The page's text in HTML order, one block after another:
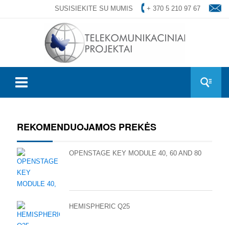
SUSISIEKITE SU MUMIS + 370 5 210 97 67
REKOMENDUOJAMOS PREKĖS
OPENSTAGE KEY MODULE 40, 60 AND 80
HEMISPHERIC Q25